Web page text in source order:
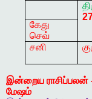
கேது
செவ்
சனி
இன்றைய ராசிப்பலன்
மேஷம்